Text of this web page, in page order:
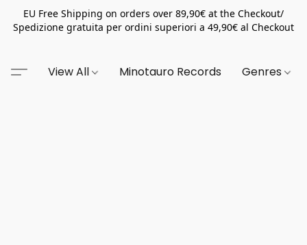
EU Free Shipping on orders over 89,90€ at the Checkout/
Spedizione gratuita per ordini superiori a 49,90€ al Checkout
View All Minotauro Records Genres